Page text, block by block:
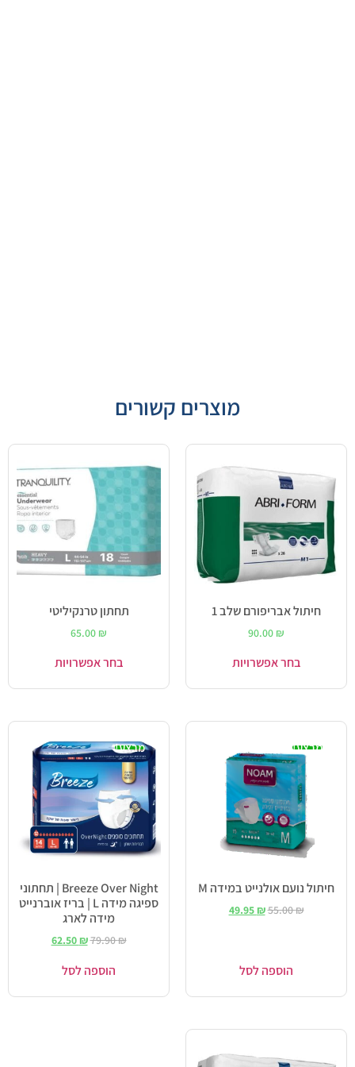
מוצרים קשורים
חיתול אבריפורם שלב 1
90.00 ₪
בחר אפשרויות
תחתון טרנקיליטי
65.00 ₪
בחר אפשרויות
מבצע!
חיתול נועם אולנייט במידה M
55.00₪
49.95₪
הוספה לסל
מבצע!
Breeze Over Night | תחתוני
ספיגה מידה L | בריז אוברנייט
מידה לארג
79.90₪
62.50₪
הוספה לסל